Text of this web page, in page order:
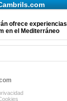
ofrece experiencias
en el Mediterráneo